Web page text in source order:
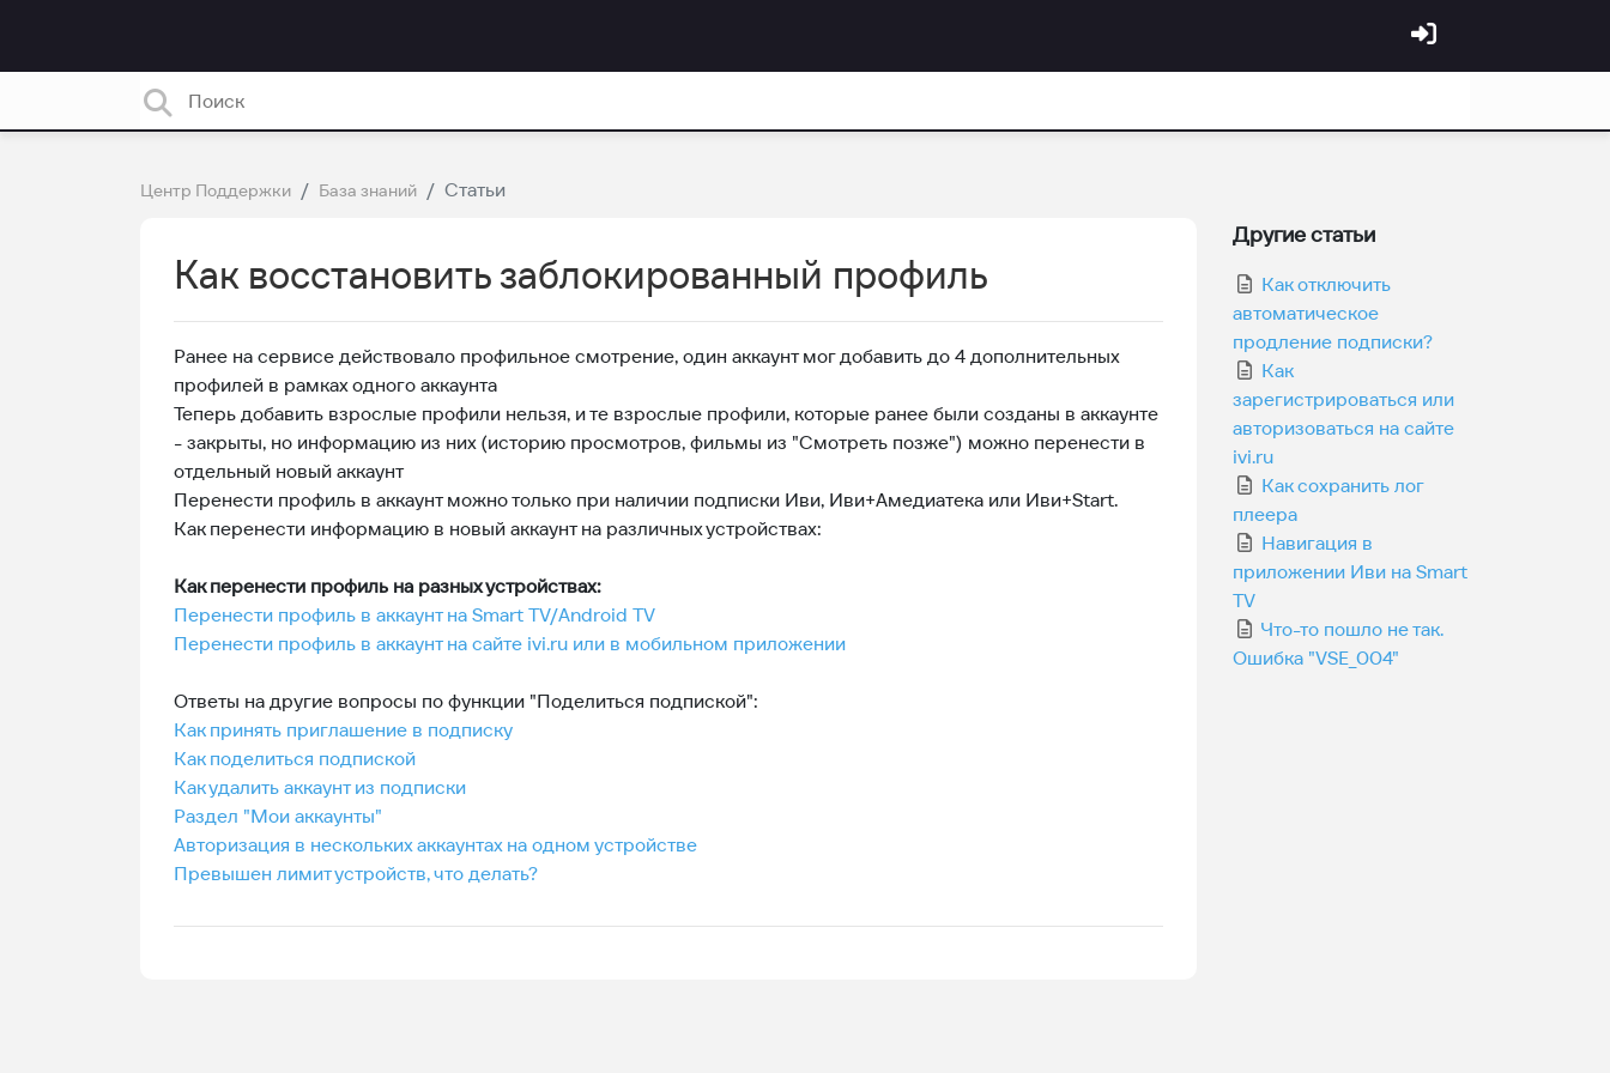
Центр Поддержки База знаний Статьи
Как восстановить заблокированный профиль
Ранее на сервисе действовало профильное смотрение, один аккаунт мог добавить до 4 дополнительных
профилей в рамках одного аккаунта
Теперь добавить взрослые профили нельзя, и те взрослые профили, которые ранее были созданы в аккаунте
- закрыты, но информацию из них (историю просмотров, фильмы из "Смотреть позже") можно перенести в
отдельный новый аккаунт
Перенести профиль в аккаунт можно только при наличии подписки Иви, Иви+Амедиатека или Иви+Start.
Как перенести информацию в новый аккаунт на различных устройствах:
Как перенести профиль на разных устройствах:
Перенести профиль в аккаунт на Smart TV/Android TV
Перенести профиль в аккаунт на сайте ivi.ru или в мобильном приложении
Ответы на другие вопросы по функции "Поделиться подпиской":
Как принять приглашение в подписку
Как поделиться подпиской
Как удалить аккаунт из подписки
Раздел "Мои аккаунты"
Авторизация в нескольких аккаунтах на одном устройстве
Превышен лимит устройств, что делать?
Другие статьи
Как отключить
автоматическое
продление подписки?
Как
зарегистрироваться или
авторизоваться на сайте
ivi.ru
Как сохранить лог
плеера
Навигация в
приложении Иви на Smart
TV
Что-то пошло не так.
Ошибка "VSE_004"